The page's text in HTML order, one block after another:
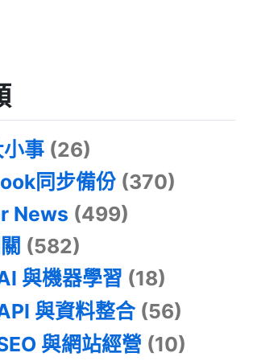
事 (26)
同步備份 (370)
News (499)
(582)
與機器學習 (18)
與資料整合(56)
與網站經營 (10)